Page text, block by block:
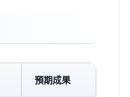
預期成果